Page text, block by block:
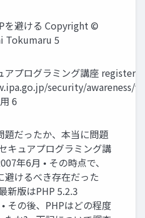
を避ける Copyright ©
Tokumaru 5
アプログラミング講座 register
security/awareness/
6
題だったか、本当に問題
キュアプログラミング講
年6月 • その時点で、
避けるべき存在だった
新版はPHP 5.2.3
その後、PHPはどの程度